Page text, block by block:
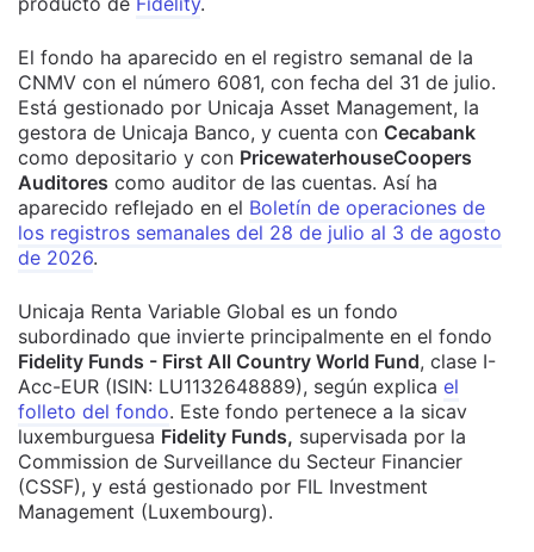
El fondo ha aparecido en el registro semanal de la
CNMV con el número 6081, con fecha del 31 de julio.
Está gestionado por Unicaja Asset Management, la
gestora de Unicaja Banco, y cuenta con Cecabank
como depositario y con PricewaterhouseCoopers
Auditores como auditor de las cuentas. Así ha
aparecido reflejado en el Boletín de operaciones de
los registros semanales del 28 de julio al 3 de agosto
de 2026.
Unicaja Renta Variable Global es un fondo
subordinado que invierte principalmente en el fondo
Fidelity Funds - First All Country World Fund, clase I-
Acc-EUR (ISIN: LU1132648889), según explica el
folleto del fondo. Este fondo pertenece a la sicav
luxemburguesa Fidelity Funds, supervisada por la
Commission de Surveillance du Secteur Financier
(CSSF), y está gestionado por FIL Investment
Management (Luxembourg).